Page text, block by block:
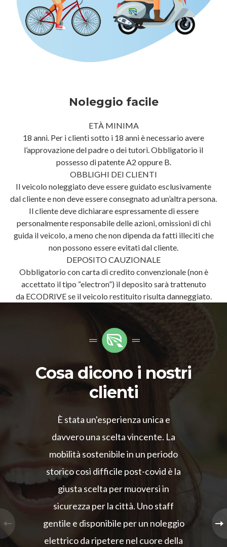
Noleggio facile
ETÀ MINIMA
18 anni. Per i clienti sotto i 18 anni è necessario avere
l’approvazione del padre o dei tutori. Obbligatorio il
possesso di patente A2 oppure B.
OBBLIGHI DEI CLIENTI
Il veicolo noleggiato deve essere guidato esclusivamente
dal cliente e non deve essere consegnato ad un’altra persona.
Il cliente deve dichiarare espressamente di essere
personalmente responsabile delle azioni, omissioni di chi
guida il veicolo, a meno che non dipenda da fatti illeciti che
non possono essere evitati dal cliente.
DEPOSITO CAUZIONALE
Obbligatorio con carta di credito convenzionale (non è
accettato il tipo “electron”) il deposito sarà trattenuto
da ECODRIVE se il veicolo restituito risulta danneggiato.
Cosa dicono i nostri
clienti
È stata un'esperienza unica e
davvero una scelta vincente. La
mobilità sostenibile in un periodo
storico così difficile post-covid è la
giusta scelta per muoversi in
sicurezza per la città. Uno staff
gentile e disponibile per un noleggio
elettrico da ripetere nel cuore della